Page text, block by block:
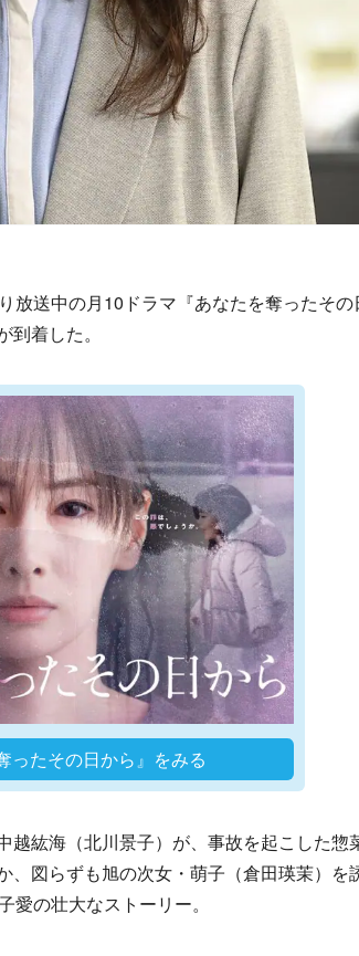
送中の月10ドラマ『あなたを奪ったその
着した。
ったその日から』をみる
紘海（北川景子）が、事故を起こした惣
図らずも旭の次女・萌子（倉田瑛茉）を
の壮大なストーリー。